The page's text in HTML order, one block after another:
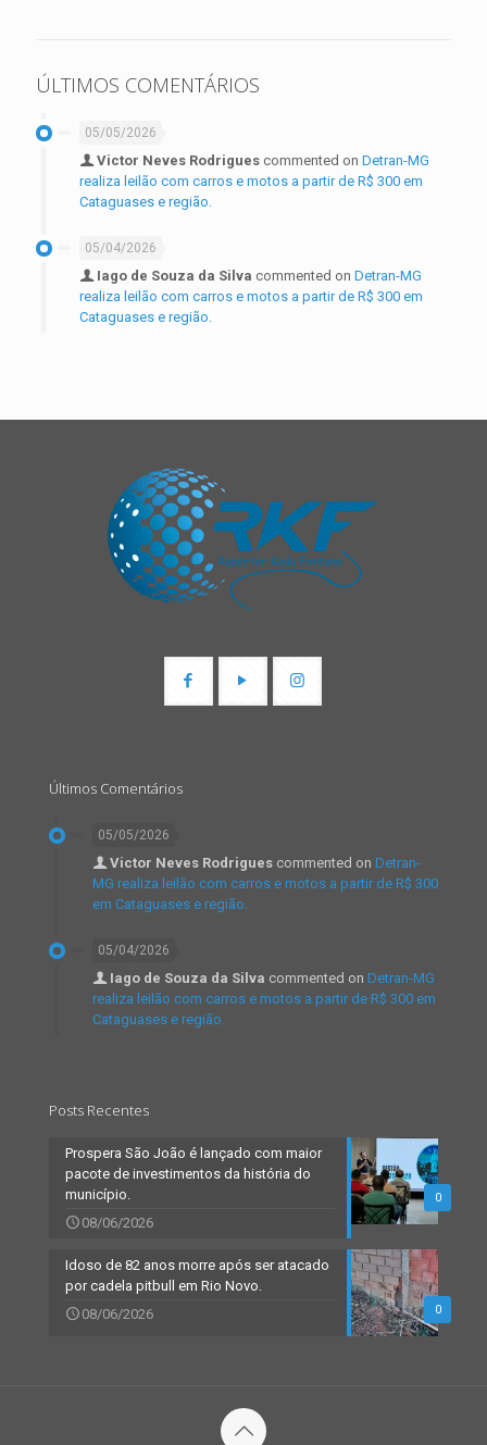
ÚLTIMOS COMENTÁRIOS
05/05/2026
Victor Neves Rodrigues commented on Detran-MG
realiza leilão com carros e motos a partir de R$ 300 em
Cataguases e região.
05/04/2026
Iago de Souza da Silva commented on Detran-MG
realiza leilão com carros e motos a partir de R$ 300 em
Cataguases e região.
Últimos Comentários
05/05/2026
Victor Neves Rodrigues commented on Detran-
MG realiza leilão com carros e motos a partir de R$ 300
em Cataguases e região.
05/04/2026
Iago de Souza da Silva commented on Detran-MG
realiza leilão com carros e motos a partir de R$ 300 em
Cataguases e região.
Posts Recentes
0
Prospera São João é lançado com maior
pacote de investimentos da história do
município.
08/06/2026
0
Idoso de 82 anos morre após ser atacado
por cadela pitbull em Rio Novo.
08/06/2026